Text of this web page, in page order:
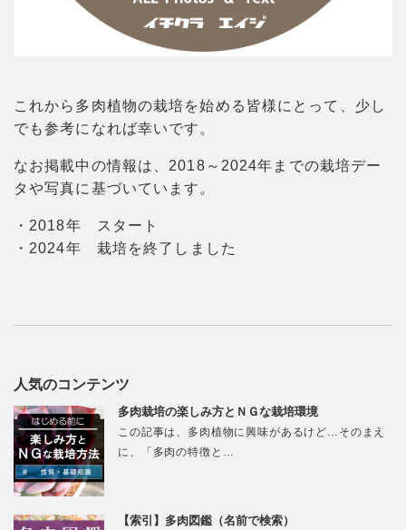
これから多肉植物の栽培を始める皆様にとって、少し
でも参考になれば幸いです。
なお掲載中の情報は、2018～2024年までの栽培デー
タや写真に基づいています。
・2018年 スタート
・2024年 栽培を終了しました
人気のコンテンツ
多肉栽培の楽しみ方とＮＧな栽培環境
この記事は、多肉植物に興味があるけど…そのまえ
に、「多肉の特徴と…
【索引】多肉図鑑（名前で検索）